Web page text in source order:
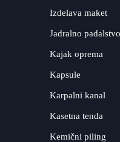
Izdelava maket
Jadralno
Kajak oprema
Kapsule
Karpalni kanal
Kasetna tenda
Kemični piling